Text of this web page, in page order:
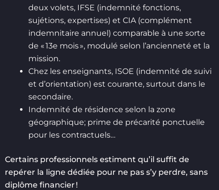
deux volets, IFSE (indemnité fonctions,
sujétions, expertises) et CIA (complément
indemnitaire annuel) comparable à une sorte
de « 13e mois », modulé selon l’ancienneté et la
mission.
Chez les enseignants, ISOE (indemnité de suivi
et d’orientation) est courante, surtout dans le
secondaire.
Indemnité de résidence selon la zone
géographique; prime de précarité ponctuelle
pour les contractuels…
Certains professionnels estiment qu’il suffit de
repérer la ligne dédiée pour ne pas s’y perdre, sans
diplôme financier !